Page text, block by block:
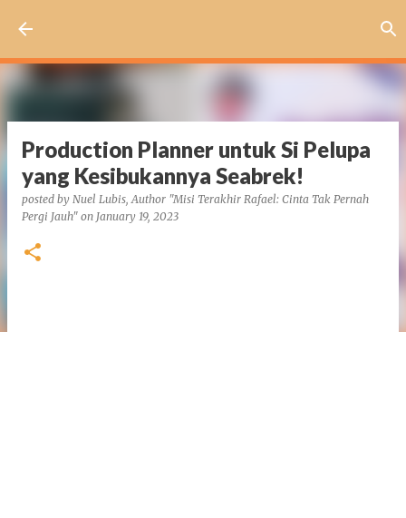
Production Planner untuk Si Pelupa
yang Kesibukannya Seabrek!
posted by Nuel Lubis, Author "Misi Terakhir Rafael: Cinta Tak Pernah
Pergi Jauh" on January 19, 2023